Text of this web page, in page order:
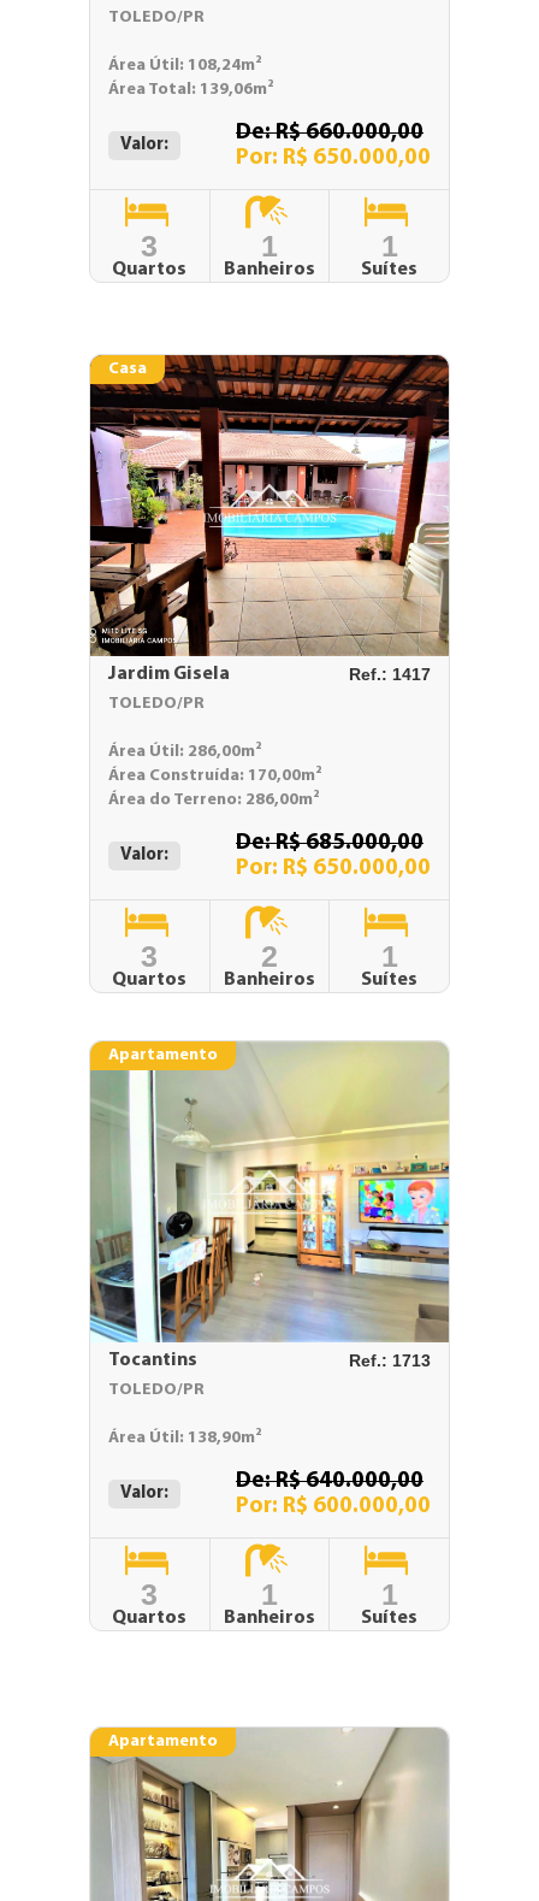
TOLEDO/PR
Área Útil: 108,24m²
Área Total: 139,06m²
Valor:
De: R$ 660.000,00
Por: R$ 650.000,00
3
Quartos
1
Banheiros
1
Suítes
Casa
Jardim Gisela Ref.: 1417
TOLEDO/PR
Área Útil: 286,00m²
Área Construída: 170,00m²
Área do Terreno: 286,00m²
Valor:
De: R$ 685.000,00
Por: R$ 650.000,00
3
Quartos
2
Banheiros
1
Suítes
Apartamento
Tocantins Ref.: 1713
TOLEDO/PR
Área Útil: 138,90m²
Valor:
De: R$ 640.000,00
Por: R$ 600.000,00
3
Quartos
1
Banheiros
1
Suítes
Apartamento